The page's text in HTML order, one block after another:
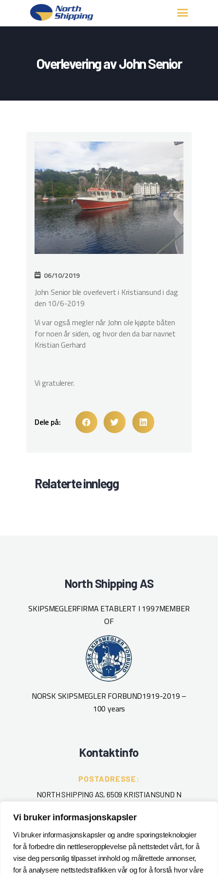
Vi bruker informasjonskapsler
Vi bruker informasjonskapsler og andre sporingsteknologier
for å forbedre din nettleseropplevelse på nettstedet vårt, for å
vise deg personlig tilpasset innhold og målrettede annonser,
for å analysere nettstedstrafikken vår og for å forstå hvor våre
Overlevering av John Senior
OM OSS
KONTAKT OSS
06/10/2019
John Senior ble overlevert i Kristiansund i dag
den 10/6-2019
Vi var også megler når John ole kjøpte båten
for noen år siden, og hvor den da bar navnet
Kristian Gerhard
Vi gratulerer.
Dele på:
Relaterte innlegg
North Shipping AS
SKIPSMEGLERFIRMA ETABLERT I 1997MEMBER
OF
NORSK SKIPSMEGLER FORBUND1919-2019 –
100 years
Kontaktinfo
POSTADRESSE:
NORTH SHIPPING AS, 6509 KRISTIANSUND N
TELEFON:
+ 47 715 40 000
EPOST :
POSTMASTER@NORTHSHIPPING.NO